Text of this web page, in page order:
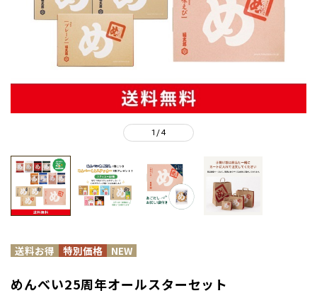
1 /4
めんべい25周年オールスターセット